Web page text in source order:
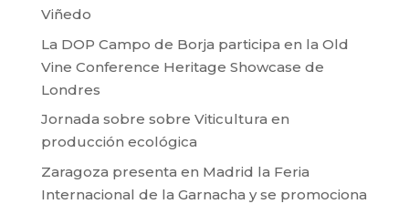
Viñedo
La DOP Campo de Borja participa en la Old
Vine Conference Heritage Showcase de
Londres
Jornada sobre sobre Viticultura en
producción ecológica
Zaragoza presenta en Madrid la Feria
Internacional de la Garnacha y se promociona